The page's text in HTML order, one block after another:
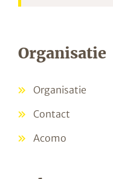
Organisatie
Organisatie
Contact
Acomo